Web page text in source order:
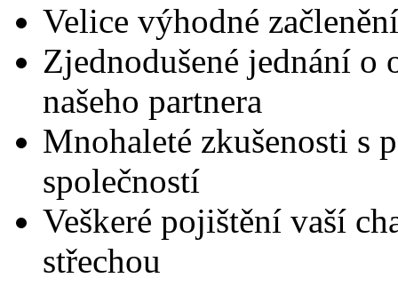
Velice výhodné
Zjednodušené jednání
našeho partnera
Mnohaleté zkušenosti s
společností
Veškeré pojištění vaší
střechou